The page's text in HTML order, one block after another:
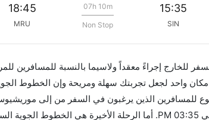
15:35
SIN
07h 10m
Non Stop
18:45
MRU
للخارج إجراءً معقداً ولاسيما بالنسبة للمسافرين
للمسافرين الذين يرغبون في السفر من إلى